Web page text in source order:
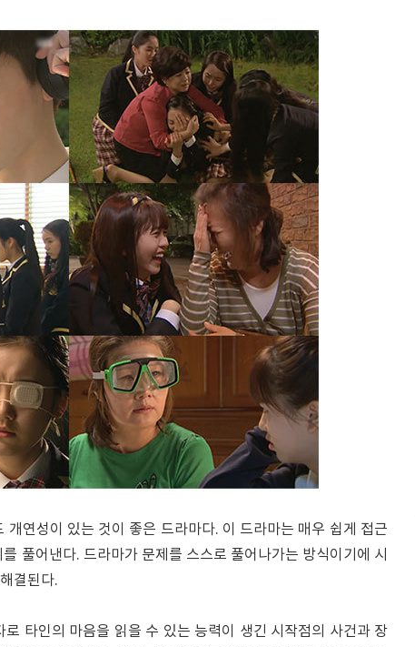
개연성이 있는 것이 좋은 드라마다. 이 드라마는 매우 쉽게 접근
풀어낸다. 드라마가 문제를 스스로 풀어나가는 방식이기에 시
결된다.
타인의 마음을 읽을 수 있는 능력이 생긴 시작점의 사건과 장